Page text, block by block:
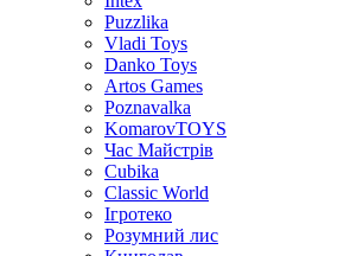
Puzzlika
Vladi Toys
Danko Toys
Artos Games
Poznavalka
KomarovTOYS
Час Майстрів
Cubika
Classic World
Ігротеко
Розумний лис